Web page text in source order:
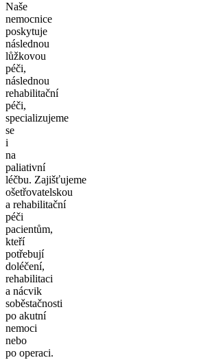
Naše
nemocnice
poskytuje
následnou
lůžkovou
péči,
následnou
rehabilitační
péči,
specializujeme
se
i
na
paliativní
léčbu. Zajišťujeme
ošetřovatelskou
a rehabilitační
péči
pacientům,
kteří
potřebují
doléčení,
rehabilitaci
a nácvik
soběstačnosti
po akutní
nemoci
nebo
po operaci.